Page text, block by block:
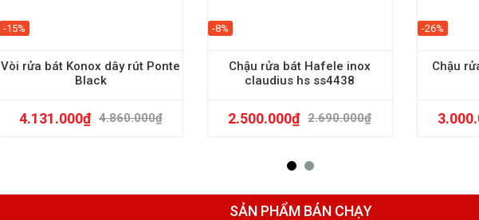
-15%
Vòi rửa bát Konox dây rút Ponte
Black
4.860.000₫
4.131.000₫
-8%
Chậu rửa bát Hafele inox
claudius hs ss4438
2.690.000₫
2.500.000₫
-26%
Chậu
SẢN PHẨM BÁN CHẠY